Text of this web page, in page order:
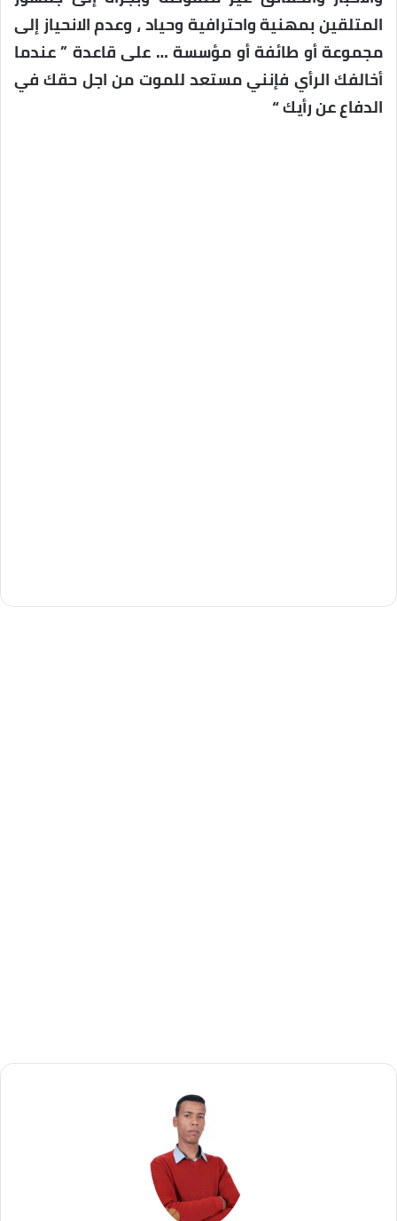
المتلقين بمهنية واحترافية وحياد ، وعدم الانحياز إلى
مجموعة أو طائفة أو مؤسسة … على قاعدة ” عندما
أخالفك الرأي فإنني مستعد للموت من اجل حقك في
الدفاع عن رأيك “